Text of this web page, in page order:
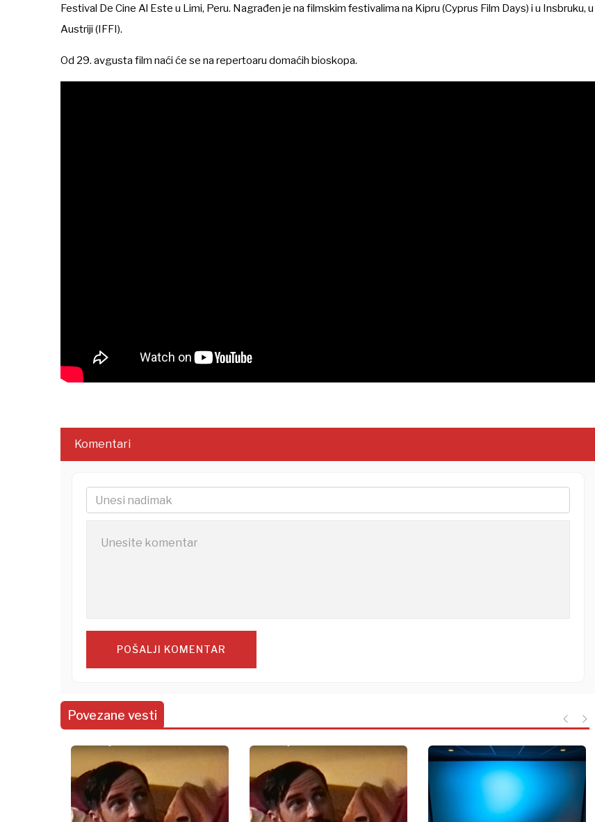
Festival De Cine Al Este u Limi, Peru. Nagrađen je na filmskim festivalima na Kipru (Cyprus Film Days) i u Insbruku, u
Austriji (IFFI).
Od 29. avgusta film naći će se na repertoaru domaćih bioskopa.
Komentari
POŠALJI KOMENTAR
Povezane vesti